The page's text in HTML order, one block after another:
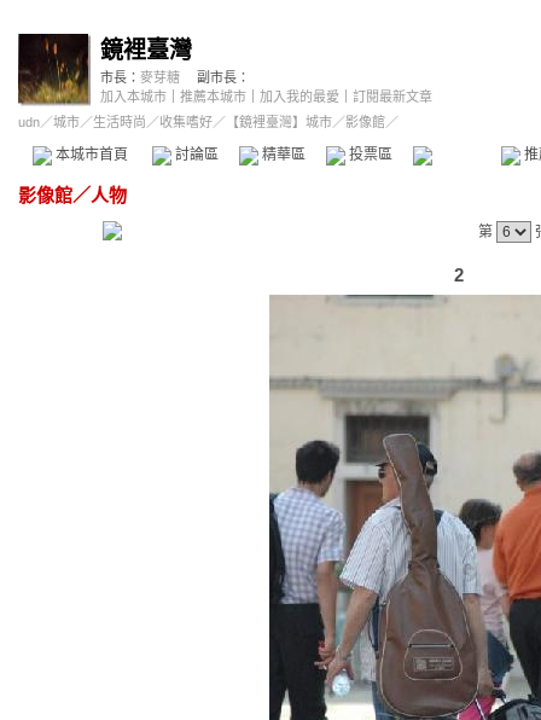
鏡裡臺灣
市長： 麥芽糖
副市長：
加入本城市
推薦本城市 加入我的最愛
訂閱最新文章
udn／城市／生活時尚 ／收集嗜好／ 【鏡裡臺灣】城市／影像館／
本城市首頁 討論區 精華區 投票區 影像館
影像館／人物
第
2